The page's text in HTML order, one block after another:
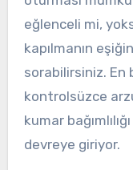
eğlenceli mi,
kapılmanın
sorabilirsiniz.
kontrolsüzce
kumar
devreye giriyor.